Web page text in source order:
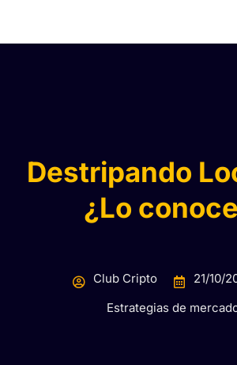
Destripando
¿Lo
Club Cripto
21/10/
Estrategias de